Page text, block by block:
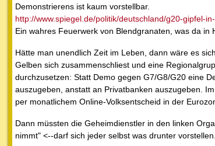
Demonstrierens ist kaum vorstellbar.
http://www.spiegel.de/politik/deutschland/g20-gipfel-
Ein wahres Feuerwerk von Blendgranaten, was da in
Hätte man unendlich Zeit im Leben, dann wäre es
Gelben sich zusammenschliest und eine
durchzusetzen: Statt Demo gegen G7/G8/G20 eine
auszugeben, anstatt an Privatbanken auszugeben.
per monatlichem Online-Volksentscheid in der
Dann müssten die Geheimdienstler in den linken
nimmt" <--darf sich jeder selbst was drunter vorstellen.